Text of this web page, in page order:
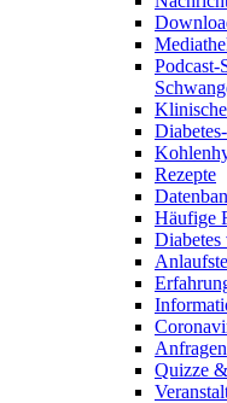
Podcast-
Rezepte
Häufige
Quizze